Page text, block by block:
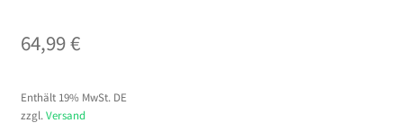
64,99€
Enthält 19% MwSt. DE
zzgl. Versand